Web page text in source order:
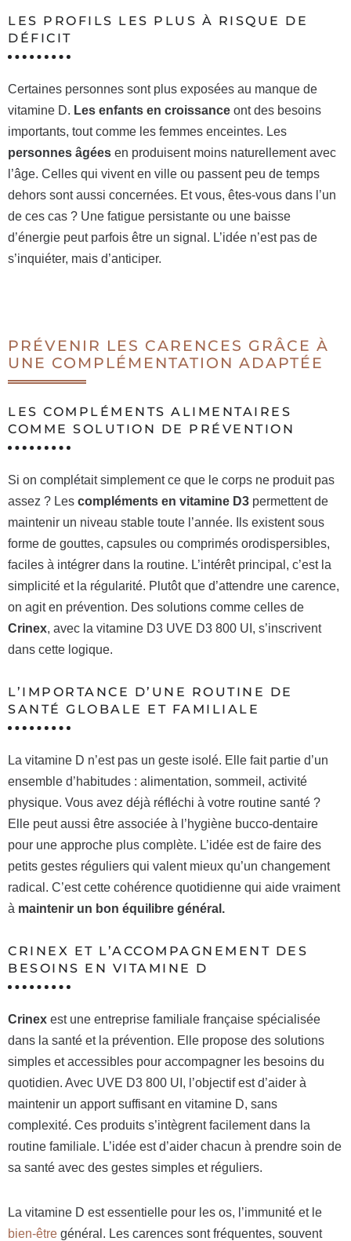
LES PROFILS LES PLUS À RISQUE DE
DÉFICIT
Certaines personnes sont plus exposées au manque de
vitamine D. Les enfants en croissance ont des besoins
importants, tout comme les femmes enceintes. Les
personnes âgées en produisent moins naturellement avec
l’âge. Celles qui vivent en ville ou passent peu de temps
dehors sont aussi concernées. Et vous, êtes-vous dans l’un
de ces cas ? Une fatigue persistante ou une baisse
d’énergie peut parfois être un signal. L’idée n’est pas de
s’inquiéter, mais d’anticiper.
PRÉVENIR LES CARENCES GRÂCE À
UNE COMPLÉMENTATION ADAPTÉE
LES COMPLÉMENTS ALIMENTAIRES
COMME SOLUTION DE PRÉVENTION
Si on complétait simplement ce que le corps ne produit pas
assez ? Les compléments en vitamine D3 permettent de
maintenir un niveau stable toute l’année. Ils existent sous
forme de gouttes, capsules ou comprimés orodispersibles,
faciles à intégrer dans la routine. L’intérêt principal, c’est la
simplicité et la régularité. Plutôt que d’attendre une carence,
on agit en prévention. Des solutions comme celles de
Crinex, avec la vitamine D3 UVE D3 800 UI, s’inscrivent
dans cette logique.
L’IMPORTANCE D’UNE ROUTINE DE
SANTÉ GLOBALE ET FAMILIALE
La vitamine D n’est pas un geste isolé. Elle fait partie d’un
ensemble d’habitudes : alimentation, sommeil, activité
physique. Vous avez déjà réfléchi à votre routine santé ?
Elle peut aussi être associée à l’hygiène bucco-dentaire
pour une approche plus complète. L’idée est de faire des
petits gestes réguliers qui valent mieux qu’un changement
radical. C’est cette cohérence quotidienne qui aide vraiment
à maintenir un bon équilibre général.
CRINEX ET L’ACCOMPAGNEMENT DES
BESOINS EN VITAMINE D
Crinex est une entreprise familiale française spécialisée
dans la santé et la prévention. Elle propose des solutions
simples et accessibles pour accompagner les besoins du
quotidien. Avec UVE D3 800 UI, l’objectif est d’aider à
maintenir un apport suffisant en vitamine D, sans
complexité. Ces produits s’intègrent facilement dans la
routine familiale. L’idée est d’aider chacun à prendre soin de
sa santé avec des gestes simples et réguliers.
La vitamine D est essentielle pour les os, l’immunité et le
bien-être général. Les carences sont fréquentes, souvent